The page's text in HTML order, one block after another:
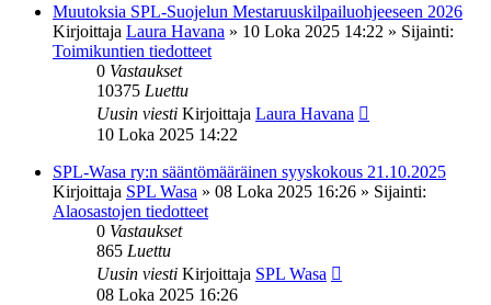
Muutoksia SPL-Suojelun Mestaruuskilpailuohjeeseen 2026
Kirjoittaja Laura Havana » 10 Loka 2025 14:22 » Sijainti:
Toimikuntien tiedotteet
0 Vastaukset
10375 Luettu
Uusin viesti Kirjoittaja Laura Havana
10 Loka 2025 14:22
SPL-Wasa ry:n sääntömääräinen syyskokous 21.10.2025
Kirjoittaja SPL Wasa » 08 Loka 2025 16:26 » Sijainti:
Alaosastojen tiedotteet
0 Vastaukset
865 Luettu
Uusin viesti Kirjoittaja SPL Wasa
08 Loka 2025 16:26